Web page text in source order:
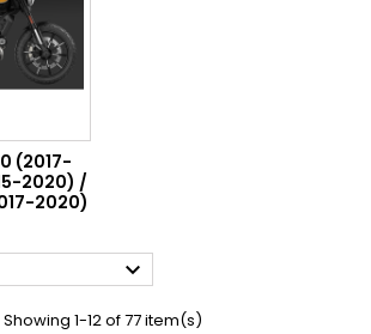
(2017-
2020) /
2020)

Showing 1-12 of 77 item(s)